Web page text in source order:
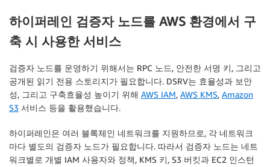
하이퍼레인 검증자 노드를 AWS 환경에서 구
축 시 사용한 서비스
검증자 노드를 운영하기 위해서는 RPC 노드, 안전한 서명 키, 그리고
공개된 읽기 전용 스토리지가 필요합니다. DSRV는 효율성과 보안
성, 그리고 구축효율성 높이기 위해 AWS IAM, AWS KMS, Amazon
S3 서비스 등을 활용했습니다.
하이퍼레인은 여러 블록체인 네트워크를 지원하므로, 각 네트워크
마다 별도의 검증자 노드가 필요합니다. 따라서 검증자 노드는 네트
워크별로 개별 IAM 사용자와 정책, KMS 키, S3 버킷과 EC2 인스턴